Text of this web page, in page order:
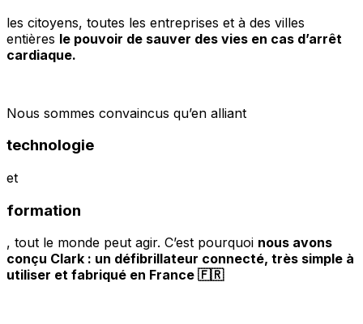
les citoyens, toutes les entreprises et à des villes
entières le pouvoir de sauver des vies en cas d’arrêt
cardiaque.
Nous sommes convaincus qu’en alliant
technologie
et
formation
, tout le monde peut agir. C’est pourquoi nous avons
conçu Clark : un défibrillateur connecté, très simple à
utiliser et fabriqué en France 🇫🇷